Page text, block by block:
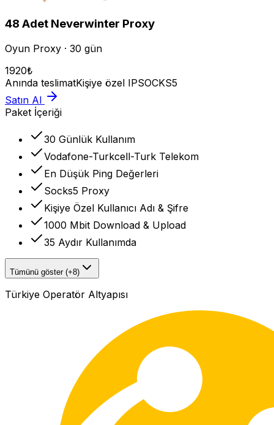
48 Adet Neverwinter Proxy
Oyun Proxy · 30 gün
1920₺
Anında teslimatKişiye özel IPSOCKS5
Satın Al
Paket İçeriği
30 Günlük Kullanım
Vodafone-Turkcell-Turk Telekom
En Düşük Ping Değerleri
Socks5 Proxy
Kişiye Özel Kullanıcı Adı & Şifre
1000 Mbit Download & Upload
35 Aydır Kullanımda
Tümünü göster (+8)
Türkiye Operatör Altyapısı